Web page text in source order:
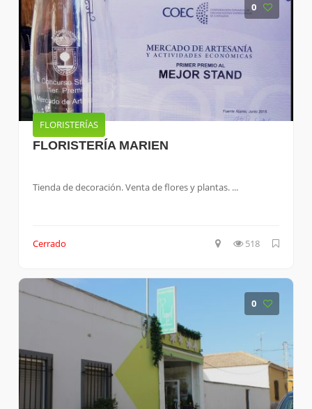
0
FLORISTERÍAS
FLORISTERÍA MARIEN
Tienda de decoración. Venta de flores y plantas. ...
Cerrado 518
0